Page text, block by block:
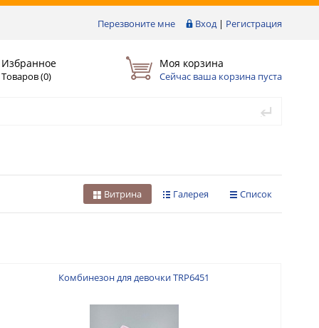
Перезвоните мне Вход | Регистрация
Избранное
Товаров (0)
Моя корзина
Сейчас ваша корзина пуста
Список
Галерея
Витрина
Комбинезон для девочки TRP6451